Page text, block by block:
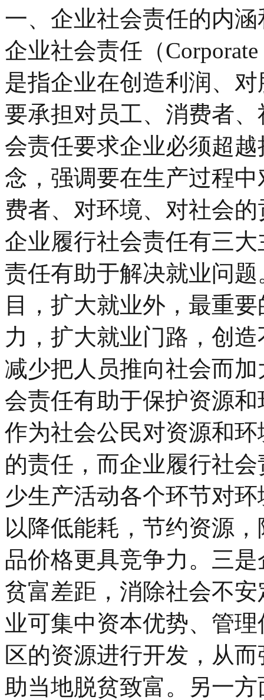
一、企业社会责任的内涵
企业社会责任（
是指企业在创造利润、
要承担对员工、消费者
会责任要求企业必须超
念，强调要在生产过程
费者、对环境、对社会的
企业履行社会责任有三
责任有助于解决就业问
目，扩大就业外，最重
力，扩大就业门路，创
减少把人员推向社会而
会责任有助于保护资源
作为社会公民对资源和
的责任，而企业履行社
少生产活动各个环节对
以降低能耗，节约资源
品价格更具竞争力。三
贫富差距，消除社会不
业可集中资本优势、管
区的资源进行开发，从
助当地脱贫致富。另一